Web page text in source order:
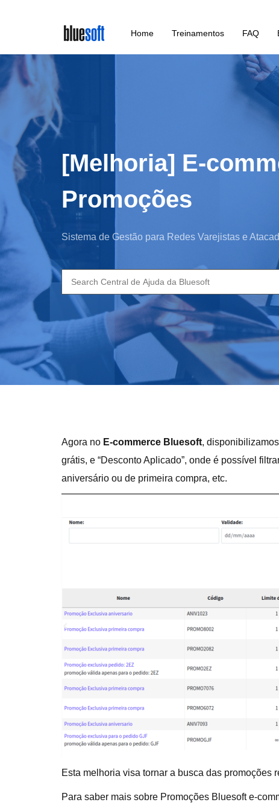
main
content
Home Treinamentos FAQ
[Melhoria] E-
Promoções
Sistema de Gestão para Redes Varejistas e
Search
for:
Agora no E-commerce Bluesoft,
grátis, e “Desconto Aplicado”, onde é possível
aniversário ou de primeira compra, etc.
Esta melhoria visa tornar a busca das promoções
Para saber mais sobre Promoções Bluesoft e-